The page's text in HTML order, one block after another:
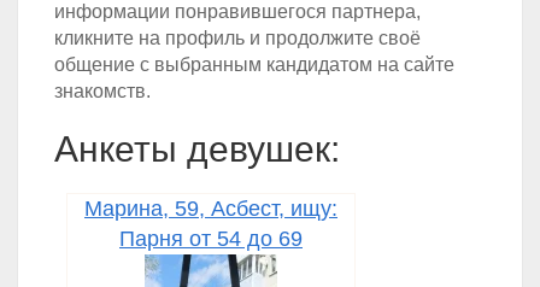
информации понравившегося партнера,
кликните на профиль и продолжите своё
общение с выбранным кандидатом на сайте
знакомств.
Анкеты девушек:
Марина, 59, Асбест, ищу:
Парня от 54 до 69